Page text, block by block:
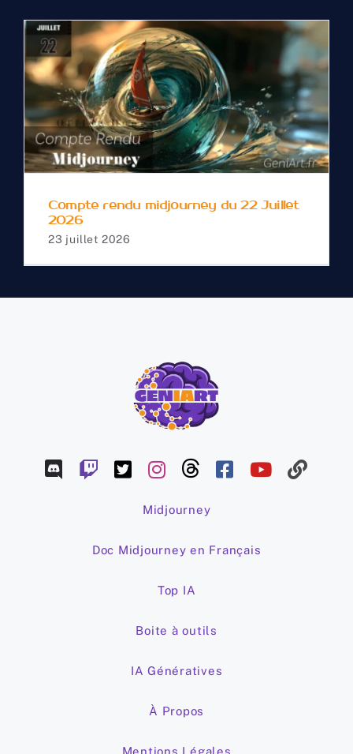
Compte rendu
midjourney du 22 Juillet
2026
Compte rendu midjourney du 22 Juillet
2026
23 juillet 2026
Midjourney
Doc Midjourney en Français
Top IA
Boite à outils
IA Génératives
À Propos
Mentions Légales